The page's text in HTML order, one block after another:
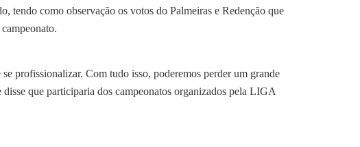
tendo como observação os votos do Palmeiras e Redenção que
profissionalizar. Com tudo isso, poderemos perder um grande
que participaria dos campeonatos organizados pela LIGA